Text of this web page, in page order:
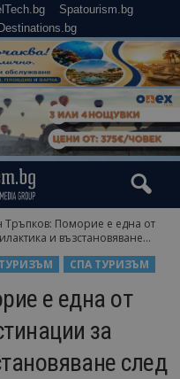
Spatourism.bg
Destinations.bg
Тръпков: Поморие е една от
и възстановяване...
СПА ТУРИЗЪМ
е една от
за
след